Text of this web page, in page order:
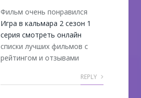
Фильм очень понравился
Игра в кальмара 2 сезон 1
серия смотреть онлайн
списки лучших фильмов с
рейтингом и отзывами
REPLY